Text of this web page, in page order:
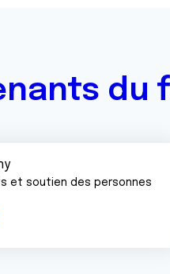
du
et soutien des personnes